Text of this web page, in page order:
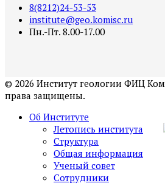
8(8212)24-53-53
institute@geo.komisc.ru
Пн.-Пт. 8.00-17.00
© 2026 Институт геологии ФИЦ
права защищены.
Об Институте
Летопись института
Структура
Общая информация
Ученый совет
Сотрудники